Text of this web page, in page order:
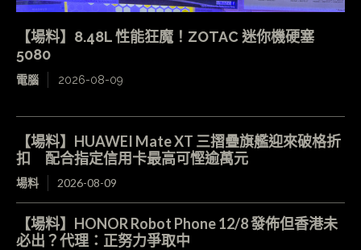
【場料】8.48L 性能狂魔！ZOTAC 迷你機硬塞
5080
電腦 2026-08-09
【場料】HUAWEI Mate XT 三摺疊旗艦迎來破格折
扣 配合指定信用卡最高可慳逾萬元
場料 2026-08-09
【場料】HONOR Robot Phone 12/8 發佈但香港未
必出？代理：正努力爭取中